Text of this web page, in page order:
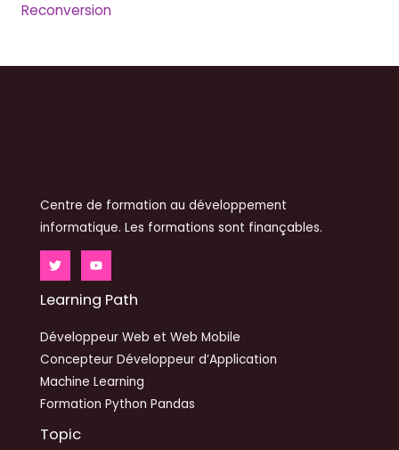
Reconversion
Centre de formation au développement
informatique. Les formations sont finançables.
Learning Path
Développeur Web et Web Mobile
Concepteur Développeur d’Application
Machine Learning
Formation Python Pandas
Topic